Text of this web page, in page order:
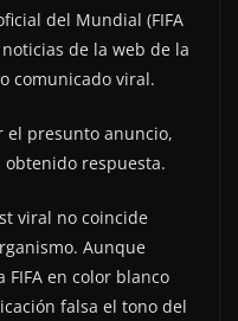
del Mundial (FIFA
de la web de la
comunicado viral.
el presunto anuncio,
respuesta.
viral no coincide
Aunque
en color blanco
falsa el tono del